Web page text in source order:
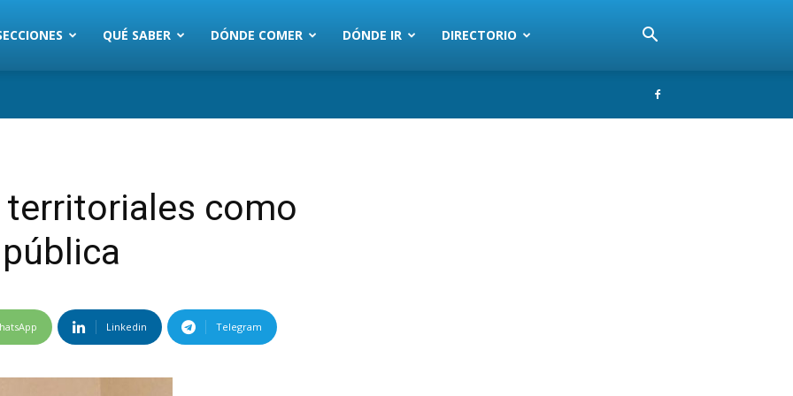
QUÉ SABER DÓNDE COMER DÓNDE IR DIRECTORIO
como
Linkedin Telegram